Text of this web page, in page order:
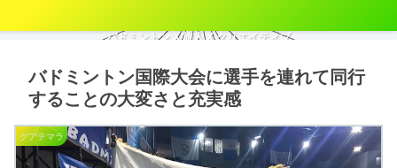
バドミントン X 旅人 X クリエイティブ
バドミントン国際大会に選手を連れて同行
することの大変さと充実感
グアテマラ